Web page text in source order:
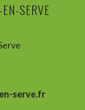
SERVE
serve.fr